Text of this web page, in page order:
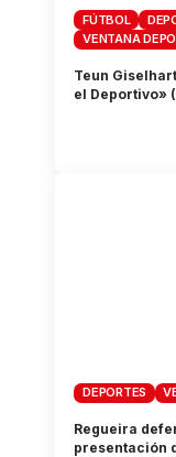
FÚTBOL
VENTANA
Teun
el Deportivo»
DEPORTES
Regueira
presentación